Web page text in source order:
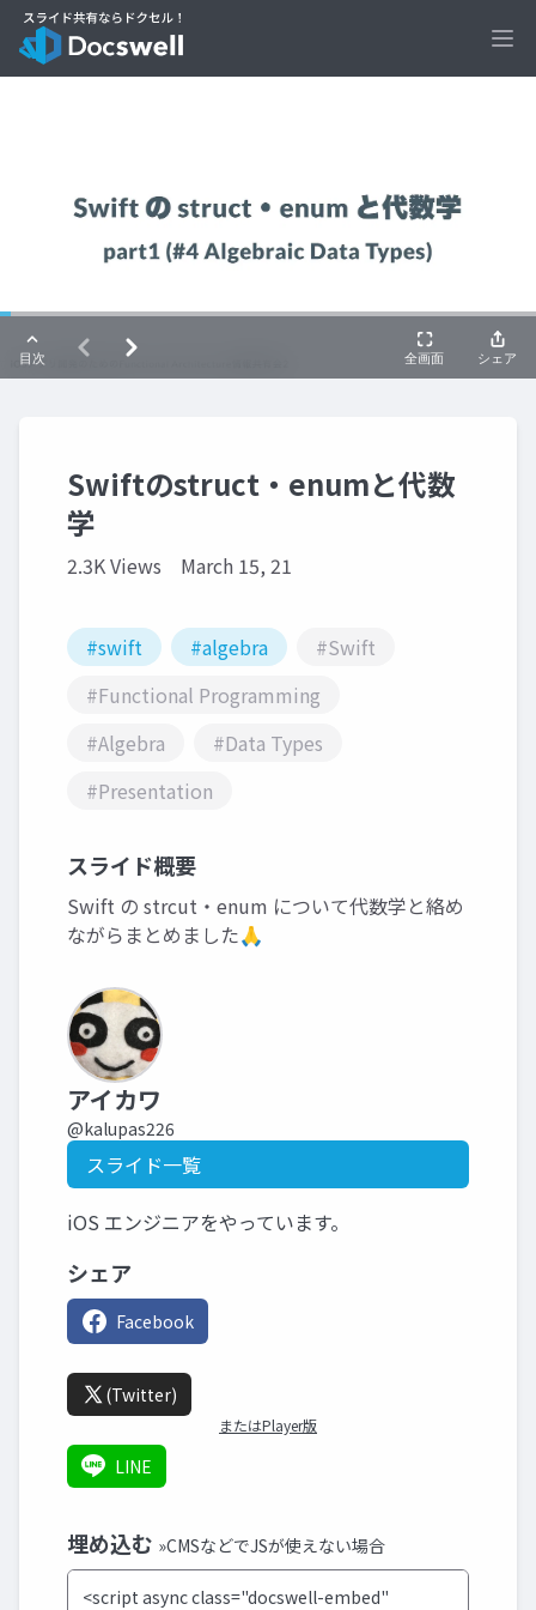
Swiftのstruct・enumと代数
学
2.3K Views March 15, 21
#swift #algebra
#Swift
#Functional Programming
#Algebra
#Data Types
#Presentation
スライド概要
Swift の strcut・enum について代数学と絡め
ながらまとめました🙏
アイカワ
@kalupas226
スライド一覧
iOS エンジニアをやっています。
シェア
Facebook
(Twitter)
またはPlayer版
LINE
埋め込む »CMSなどでJSが使えない場合